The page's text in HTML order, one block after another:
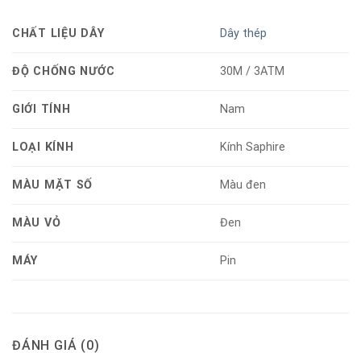
CHẤT LIỆU DÂY Dây thép
ĐỘ CHỐNG NƯỚC 30M / 3ATM
GIỚI TÍNH Nam
LOẠI KÍNH Kính Saphire
MÀU MẶT SỐ Màu đen
MÀU VỎ Đen
MÁY Pin
ĐÁNH GIÁ (0)